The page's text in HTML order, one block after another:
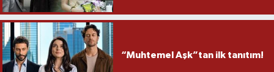
“Muhtemel Aşk”tan ilk tanıtım!